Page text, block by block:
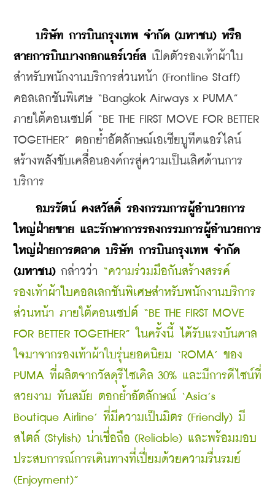
บริษัท การบินกรุงเทพ จำกัด (มหาชน) หรือ
สายการบินบางกอกแอร์เวย์ส เปิดตัวรองเท้าผ้าใบ
สำหรับพนักงานบริการส่วนหน้า (Frontline Staff)
คอลเลกชันพิเศษ “Bangkok Airways x PUMA”
ภายใต้คอนเซปต์ “BE THE FIRST MOVE FOR BETTER
TOGETHER” ตอกย้ำอัตลักษณ์เอเชียบูทีคแอร์ไลน์
สร้างพลังขับเคลื่อนองค์กรสู่ความเป็นเลิศด้านการ
บริการ
อมรรัตน์ คงสวัสดิ์ รองกรรมการผู้อำนวยการ
ใหญ่ฝ่ายขาย และรักษาการรองกรรมการผู้อำนวยการ
ใหญ่ฝ่ายการตลาด บริษัท การบินกรุงเทพ จำกัด
(มหาชน) กล่าวว่า “ความร่วมมือกันสร้างสรรค์
รองเท้าผ้าใบคอลเลกชันพิเศษสำหรับพนักงานบริการ
ส่วนหน้า ภายใต้คอนเซปต์ “BE THE FIRST MOVE
FOR BETTER TOGETHER” ในครั้งนี้ ได้รับแรงบันดาล
ใจมาจากรองเท้าผ้าใบรุ่นยอดนิยม ‘ROMA’ ของ
PUMA ที่ผลิตจากวัสดุรีไซเคิล 30% และมีการดีไซน์ที่
สวยงาม ทันสมัย ตอกย้ำอัตลักษณ์ ‘Asia’s
Boutique Airline’ ที่มีความเป็นมิตร (Friendly) มี
สไตล์ (Stylish) น่าเชื่อถือ (Reliable) และพร้อมมอบ
ประสบการณ์การเดินทางที่เปี่ยมด้วยความรื่นรมย์
(Enjoyment)”